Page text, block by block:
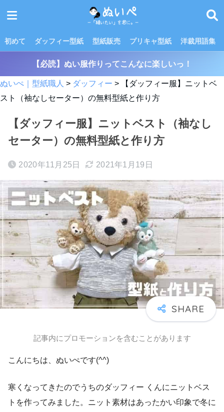
初めて ダッフィー型紙 型紙販売 プリキャ型紙 洋裁用語集
【必読】ぬい服作りってこんなに楽しいっ！
ぬいぺ｜型紙職人 > ダッフィー >
【ダッフィー服】ニットベ
スト（袖なしセーター）の無料型紙と作り方
【ダッフィー服】ニットベスト（袖なし
セーター）の無料型紙と作り方
2020年11月25日 2021年1月19日
記事内にプロモーションを含むことがあります
こんにちは、ぬいぺです(^^)
寒くなってきたのでうちのダッフィー くんにニットベス
トを作ってみました。ニット素材はあったかい印象で冬に